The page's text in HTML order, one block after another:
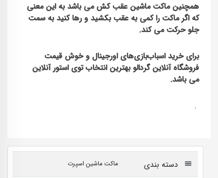
همچنین ماکت ماشین عقب کش می باشد به این معنی
که اگر ماکت را کمی به عقب بکشید و رها کنید به سمت
جلو حرکت می کند.
برای خرید اسباب‌بازی‌های اورجینال و خوش قیمت
فروشگاه آنلاین گردالو بهترین انتخاب توی استور آنلاین
می باشد.
.
دسته بندی ماکت ماشین اسپرت